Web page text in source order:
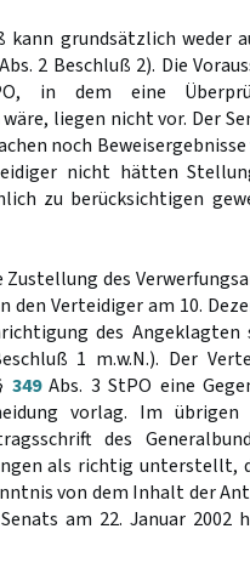
grundsätzlich weder
2 Beschluß 2). Die
in dem eine
liegen nicht vor. Der
noch
nicht hätten
zu berücksichtigen
des
den Verteidiger am 10.
des
1 m.w.N.). Der
349Abs. 3 StPO eine
vorlag. Im
des
als richtig unterstellt,
von dem Inhalt der
am 22. Januar 2002